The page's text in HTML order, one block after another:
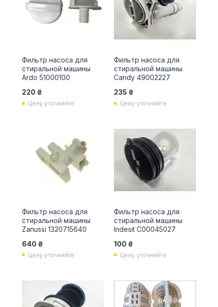
Фильтр насоса для
стиральной машины
Ardo 51000100
220 ₴
Цену уточняйте
Фильтр насоса для
стиральной машины
Candy 49002227
235 ₴
Цену уточняйте
Фильтр насоса для
стиральной машины
Zanussi 1320715640
640 ₴
Цену уточняйте
Фильтр насоса для
стиральной машины
Indesit С00045027
100 ₴
Цену уточняйте